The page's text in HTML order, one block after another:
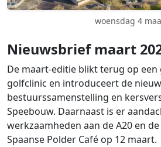
woensdag 4
Nieuwsbrief maart
De maart-editie blikt terug op een
golfclinic en introduceert de
bestuurssamenstelling en
Speebouw. Daarnaast is er
werkzaamheden aan de A20 en
Spaanse Polder Café op 12 maart.